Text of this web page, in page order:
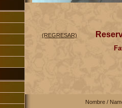
(REGRESAR)
Nombre /